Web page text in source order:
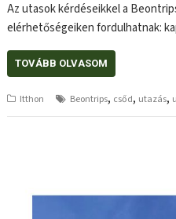
Az utasok kérdéseikkel a
elérhetőségeiken fordulhatnak:
TOVÁBB OLVASOM
Itthon Beontrips, csőd, utazás,